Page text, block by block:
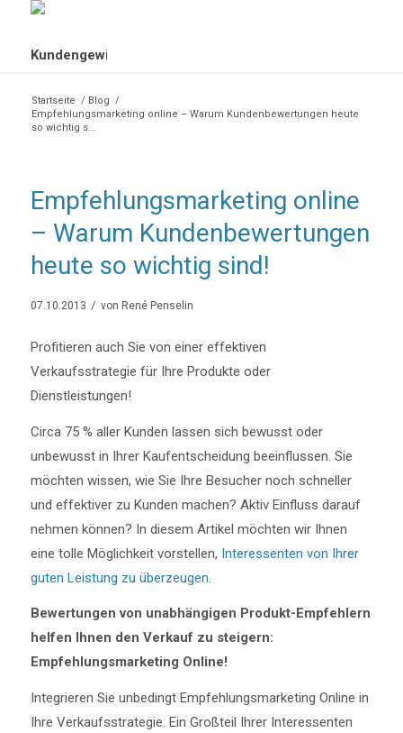
Startseite / Blog /
Empfehlungsmarketing online – Warum Kundenbewertungen heute
so wichtig s...
Empfehlungsmarketing online
– Warum Kundenbewertungen
heute so wichtig sind!
07.10.2013 / von René Penselin
Profitieren auch Sie von einer effektiven
Verkaufsstrategie für Ihre Produkte oder
Dienstleistungen!
Circa 75 % aller Kunden lassen sich bewusst oder
unbewusst in Ihrer Kaufentscheidung beeinflussen. Sie
möchten wissen, wie Sie Ihre Besucher noch schneller
und effektiver zu Kunden machen? Aktiv Einfluss darauf
nehmen können? In diesem Artikel möchten wir Ihnen
eine tolle Möglichkeit vorstellen, Interessenten von Ihrer
guten Leistung zu überzeugen
Bewertungen von unabhängigen Produkt-Empfehlern
helfen Ihnen den Verkauf zu steigern:
Empfehlungsmarketing Online!
Integrieren Sie unbedingt Empfehlungsmarketing Online in
Ihre Verkaufsstrategie. Ein Großteil Ihrer Interessenten